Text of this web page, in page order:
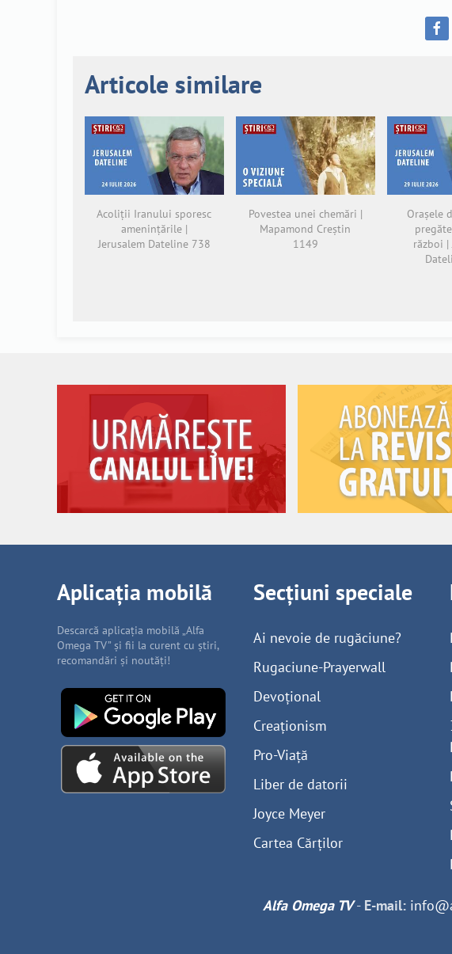
Articole similare
Acoliții Iranului sporesc
amenințările |
Jerusalem Dateline 738
Povestea unei chemări |
Mapamond Creștin
1149
Orașele
război |
Aplicația mobilă
Descarcă aplicația mobilă „Alfa
Omega TV” și fii la curent cu știri,
recomandări și noutăți!
Secțiuni speciale
Ai nevoie de rugăciune?
Rugaciune-Prayerwall
Devoțional
Creaționism
Pro-Viață
Liber de datorii
Joyce Meyer
Cartea Cărților
Alfa Omega TV- E-mail: